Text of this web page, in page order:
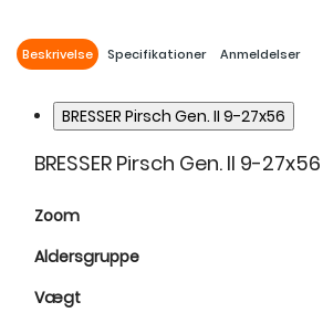
Beskrivelse Specifikationer Anmeldelser
BRESSER Pirsch Gen. II 9-27x56
BRESSER Pirsch Gen. II 9-27x56
Zoom
Aldersgruppe
Vægt